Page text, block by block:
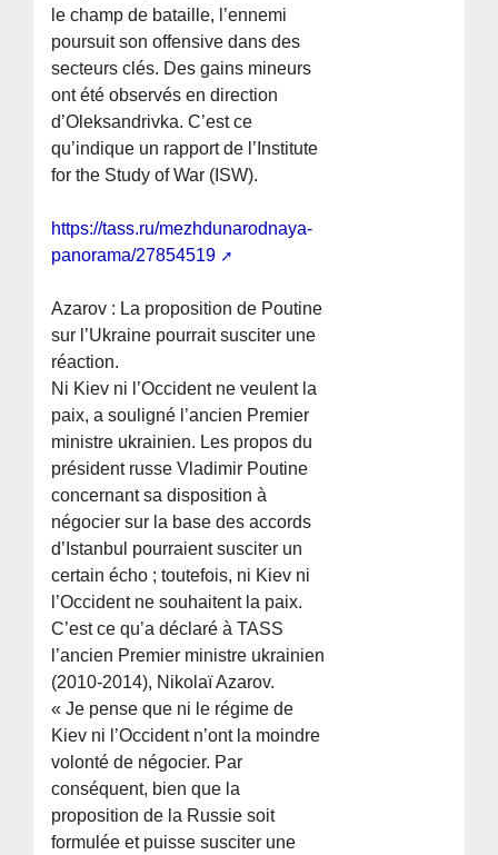
le champ de bataille, l’ennemi
poursuit son offensive dans des
secteurs clés. Des gains mineurs
ont été observés en direction
d’Oleksandrivka. C’est ce
qu’indique un rapport de l’Institute
for the Study of War (ISW).
https://tass.ru/mezhdunarodnaya-
panorama/27854519
Azarov : La proposition de Poutine
sur l’Ukraine pourrait susciter une
réaction.
Ni Kiev ni l’Occident ne veulent la
paix, a souligné l’ancien Premier
ministre ukrainien. Les propos du
président russe Vladimir Poutine
concernant sa disposition à
négocier sur la base des accords
d’Istanbul pourraient susciter un
certain écho ; toutefois, ni Kiev ni
l’Occident ne souhaitent la paix.
C’est ce qu’a déclaré à TASS
l’ancien Premier ministre ukrainien
(2010-2014), Nikolaï Azarov.
« Je pense que ni le régime de
Kiev ni l’Occident n’ont la moindre
volonté de négocier. Par
conséquent, bien que la
proposition de la Russie soit
formulée et puisse susciter une